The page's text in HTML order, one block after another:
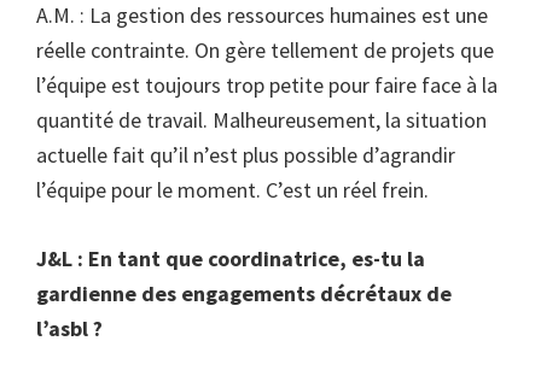
A.M. : La gestion des ressources humaines est une
réelle contrainte. On gère tellement de projets que
l’équipe est toujours trop petite pour faire face à la
quantité de travail. Malheureusement, la situation
actuelle fait qu’il n’est plus possible d’agrandir
l’équipe pour le moment. C’est un réel frein.
J&L : En tant que coordinatrice, es-tu la
gardienne des engagements décrétaux de
l’asbl ?